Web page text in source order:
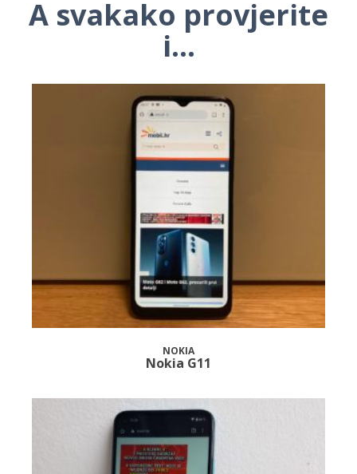
A svakako provjerite
i...
NOKIA
Nokia G11